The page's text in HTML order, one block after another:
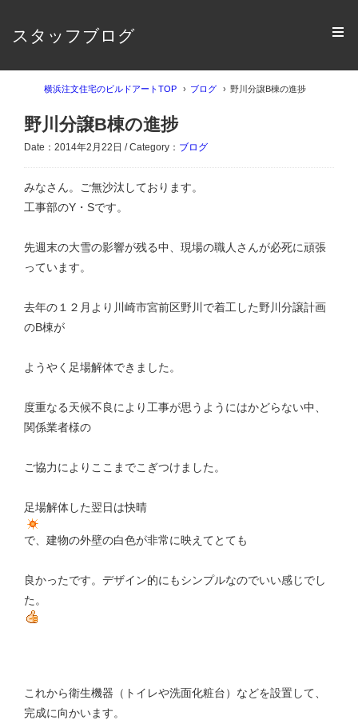
スタッフブログ
横浜注文住宅のビルドアートTOP ブログ 野川分譲B棟の進捗
野川分譲B棟の進捗
Date：2014年2月22日 / Category： ブログ
みなさん。ご無沙汰しております。
工事部のY・Sです。
先週末の大雪の影響が残る中、現場の職人さんが必死に頑張
っています。
去年の１２月より川崎市宮前区野川で着工した野川分譲計画
のB棟が
ようやく足場解体できました。
度重なる天候不良により工事が思うようにはかどらない中、
関係業者様の
ご協力によりここまでこぎつけました。
足場解体した翌日は快晴
で、建物の外壁の白色が非常に映えてとても
良かったです。デザイン的にもシンプルなのでいい感じでし
た。
これから衛生機器（トイレや洗面化粧台）などを設置して、
完成に向かいます。